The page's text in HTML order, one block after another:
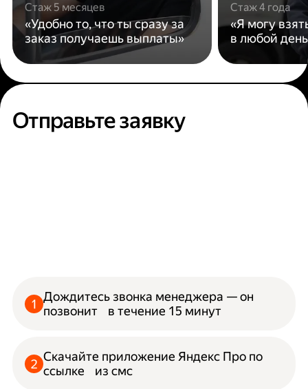
Стаж 5 месяцев
«Удобно то, что ты сразу за
заказ получаешь выплаты»
Стаж 4 года
«Я могу
в любой
Отправьте заявку
Дождитесь звонка менеджера — он
позвонит в течение 15 минут
Скачайте приложение Яндекс Про по
ссылке из смс